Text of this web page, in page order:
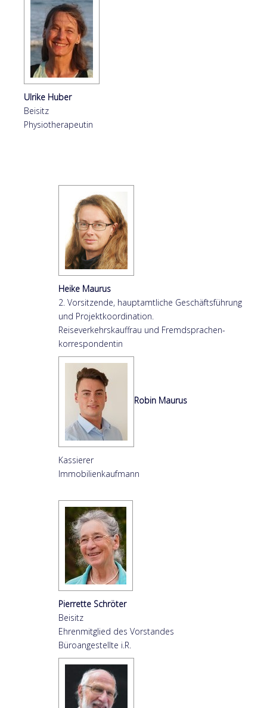
Ulrike Huber
Beisitz
Physiotherapeutin
Heike Maurus
2. Vorsitzende, hauptamtliche Geschäftsführung
und Projektkoordination.
Reiseverkehrskauffrau und Fremdsprachen-
korrespondentin
Robin Maurus
Kassierer
Immobilienkaufmann
Pierrette Schröter
Beisitz
Ehrenmitglied des Vorstandes
Büroangestellte i.R.